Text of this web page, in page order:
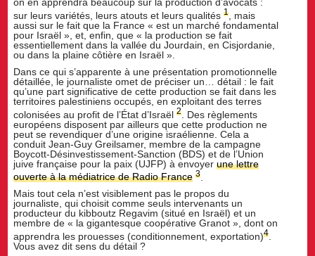
on en apprendra beaucoup sur la production d’avocats :
sur leurs variétés, leurs atouts et leurs qualités1
, mais
aussi sur le fait que la France « est un marché fondamental
pour Israël », et, enfin, que « la production se fait
essentiellement dans la vallée du Jourdain, en Cisjordanie,
ou dans la plaine côtière en Israël ».
Dans ce qui s’apparente à une présentation promotionnelle
détaillée, le journaliste omet de préciser un… détail : le fait
qu’une part significative de cette production se fait dans les
territoires palestiniens occupés, en exploitant des terres
colonisées au profit de l’État d’Israël2
. Des règlements
européens disposent par ailleurs que cette production ne
peut se revendiquer d’une origine israélienne. Cela a
conduit Jean-Guy Greilsamer, membre de la campagne
Boycott-Désinvestissement-Sanction (BDS) et de l’Union
juive française pour la paix (UJFP) à envoyerune lettre
ouverte à la médiatrice de Radio France 3
Mais tout cela n’est visiblement pas le propos du
journaliste, qui choisit comme seuls intervenants un
producteur du kibboutz Regavim (situé en Israël) et un
membre de « la gigantesque coopérative Granot », dont on
apprendra les prouesses (conditionnement, exportation)4
Vous avez dit sens du détail ?